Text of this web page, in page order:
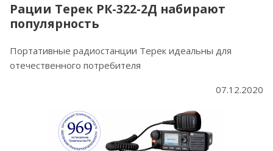
Рации Терек РК-322-2Д набирают
популярность
Портативные радиостанции Терек идеальны для
отечественного потребителя
07.12.2020